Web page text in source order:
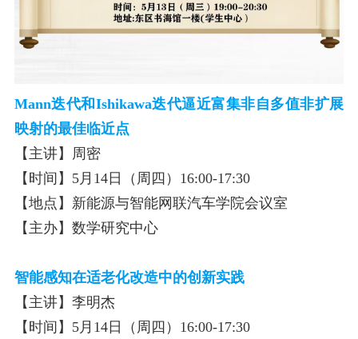
Mann迭代和Ishikawa迭代逼近富集非自多值非扩展
映射的最佳临近点
【主讲】周密
【时间】5月14日（周四）16:00-17:30
【地点】新能源与智能网联汽车学院会议室
【主办】数学研究中心
智能感知在适老化改造中的创新实践
【主讲】李明杰
【时间】5月14日（周四）16:00-17:30